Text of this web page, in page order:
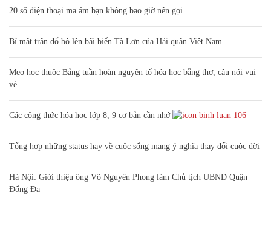
20 số điện thoại ma ám bạn không bao giờ nên gọi
Bí mật trận đổ bộ lên bãi biển Tà Lơn của Hải quân Việt Nam
Mẹo học thuộc Bảng tuần hoàn nguyên tố hóa học bằng thơ, câu nói vui
vẻ
Các công thức hóa học lớp 8, 9 cơ bản cần nhớ 106
Tổng hợp những status hay về cuộc sống mang ý nghĩa thay đổi cuộc đời
Hà Nội: Giới thiệu ông Võ Nguyên Phong làm Chủ tịch UBND Quận
Đống Đa